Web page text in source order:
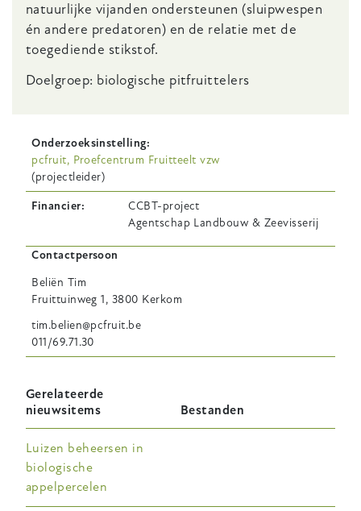
natuurlijke vijanden ondersteunen (sluipwespen
én andere predatoren) en de relatie met de
toegediende stikstof.
Doelgroep: biologische pitfruittelers
Onderzoeksinstelling
pcfruit, Proefcentrum Fruitteelt vzw
(projectleider)
Financier
CCBT-project
Agentschap Landbouw & Zeevisserij
Contactpersoon
Beliën Tim
Fruittuinweg 1, 3800 Kerkom
tim.belien@pcfruit.be
011/69.71.30
Gerelateerde
nieuwsitems
Bestanden
Luizen beheersen in
biologische
appelpercelen